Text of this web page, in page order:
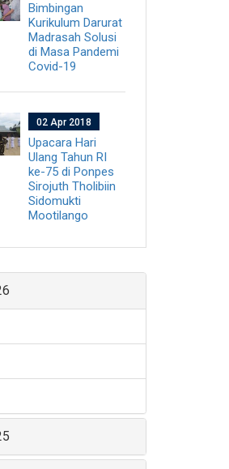
Bimbingan
Kurikulum Darurat
Madrasah Solusi
di Masa Pandemi
Covid-19
02 Apr 2018
Upacara Hari
Ulang Tahun RI
ke-75 di Ponpes
Sirojuth Tholibiin
Sidomukti
Mootilango